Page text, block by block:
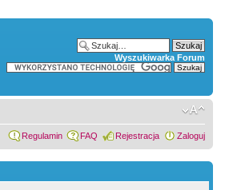
Wyszukiwarka Forum
Regulamin FAQ Rejestracja Zaloguj